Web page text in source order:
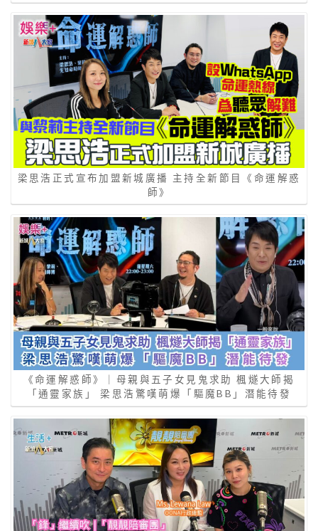
梁思浩正式宣布加盟新城廣播 主持全新節目《命運解惑
師》
《命運解惑師》｜母親與五子女見鬼求助 楓燧大師揭
「通靈家族」 梁思浩驚嘆萌爆「驅魔BB」潛能待發